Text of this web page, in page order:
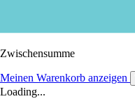
Zwischensumme
Meinen Warenkorb anzeigen
Loading...